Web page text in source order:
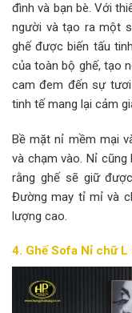
đình và bạn bè. Với
người và tạo ra một
ghế được biến tấu
của toàn bộ ghế, tạo
cam đem đến sự
tinh tế mang lại cảm
Bề mặt nỉ mềm mại
và chạm vào. Nỉ
rằng ghế sẽ giữ
Đường may tỉ mỉ và
lượng cao.
4. Ghế Sofa Nỉ chữ L